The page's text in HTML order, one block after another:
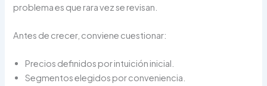
problema es que rara vez se revisan.
Antes de crecer, conviene cuestionar:
Precios definidos por intuición inicial.
Segmentos elegidos por conveniencia.